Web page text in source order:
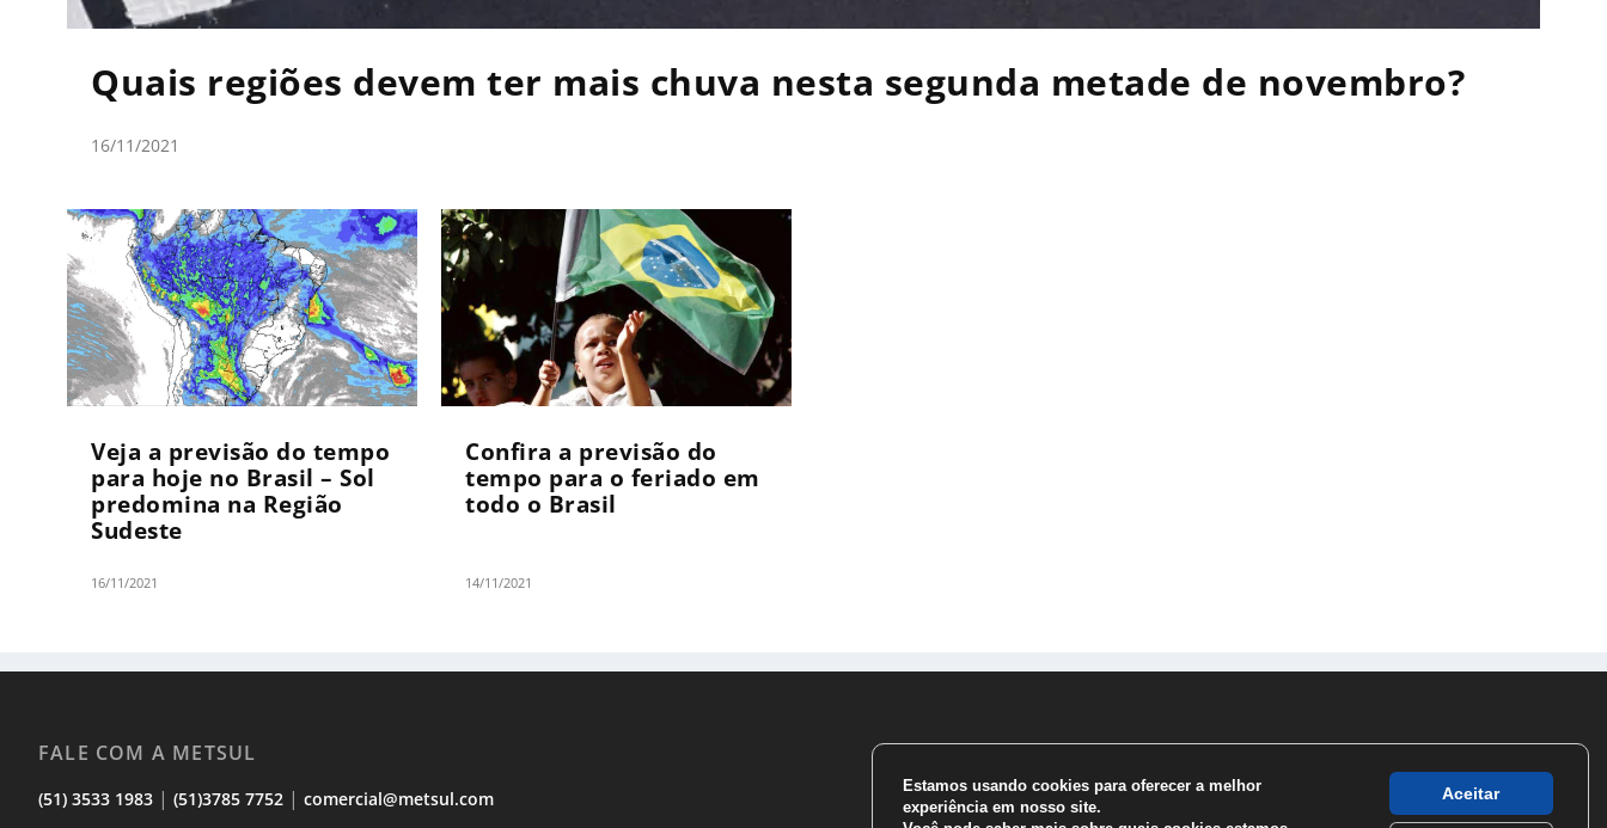
Quais regiões devem ter mais chuva nesta segunda metade de novembro?
16/11/2021
Veja a previsão do tempo
para hoje no Brasil – Sol
predomina na Região
Sudeste
16/11/2021
Confira a previsão do
tempo para o feriado em
todo o Brasil
14/11/2021
FALE COM A METSUL
(51) 3533 1983 | (51)3785 7752 | comercial@metsul.com
Estamos usando cookies para oferecer a melhor
experiência em nosso site.
Aceitar